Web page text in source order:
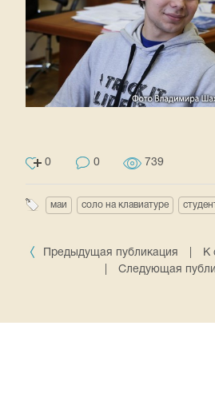
0 0 739
маи соло на клавиатуре
Предыдущая публикация
К
Следующая